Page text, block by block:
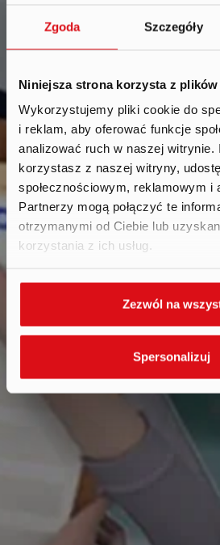
Zgoda Szczegóły
Niniejsza strona korzysta z
Wykorzystujemy pliki cookie do
i reklam, aby oferować funkcje
analizować ruch w naszej witrynie.
korzystasz z naszej witryny,
społecznościowym, reklamowym i
Partnerzy mogą połączyć te
otrzymanymi od Ciebie lub
korzystania z ich usług.
Zezwól na
Spersonalizuj
Reports.